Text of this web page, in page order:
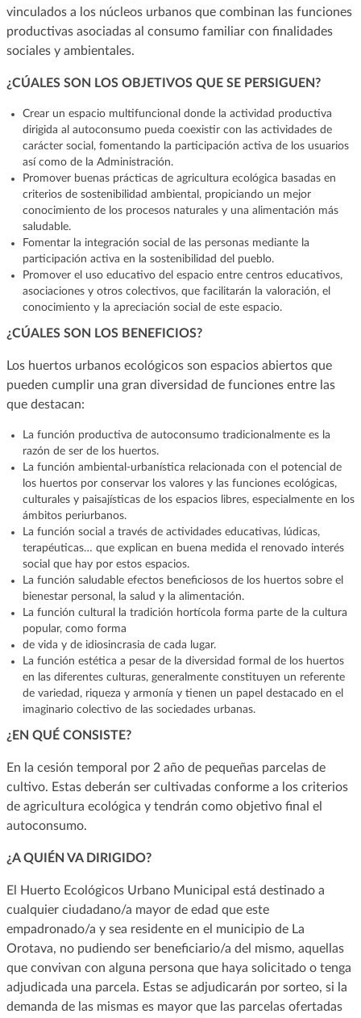
vinculados a los núcleos urbanos que combinan las funciones
productivas asociadas al consumo familiar con finalidades
sociales y ambientales.
¿CÚALES SON LOS OBJETIVOS QUE SE PERSIGUEN?
Crear un espacio multifuncional donde la actividad productiva
dirigida al autoconsumo pueda coexistir con las actividades de
carácter social, fomentando la participación activa de los usuarios
así como de la Administración.
Promover buenas prácticas de agricultura ecológica basadas en
criterios de sostenibilidad ambiental, propiciando un mejor
conocimiento de los procesos naturales y una alimentación más
saludable.
Fomentar la integración social de las personas mediante la
participación activa en la sostenibilidad del pueblo.
Promover el uso educativo del espacio entre centros educativos,
asociaciones y otros colectivos, que facilitarán la valoración, el
conocimiento y la apreciación social de este espacio.
¿CÚALES SON LOS BENEFICIOS?
Los huertos urbanos ecológicos son espacios abiertos que
pueden cumplir una gran diversidad de funciones entre las
que destacan:
La función productiva de autoconsumo tradicionalmente es la
razón de ser de los huertos.
La función ambiental-urbanística relacionada con el potencial de
los huertos por conservar los valores y las funciones ecológicas,
culturales y paisajísticas de los espacios libres, especialmente en los
ámbitos periurbanos.
La función social a través de actividades educativas, lúdicas,
terapéuticas… que explican en buena medida el renovado interés
social que hay por estos espacios.
La función saludable efectos beneficiosos de los huertos sobre el
bienestar personal, la salud y la alimentación.
La función cultural la tradición hortícola forma parte de la cultura
popular, como forma
de vida y de idiosincrasia de cada lugar.
La función estética a pesar de la diversidad formal de los huertos
en las diferentes culturas, generalmente constituyen un referente
de variedad, riqueza y armonía y tienen un papel destacado en el
imaginario colectivo de las sociedades urbanas.
¿EN QUÉ CONSISTE?
En la cesión temporal por 2 año de pequeñas parcelas de
cultivo. Estas deberán ser cultivadas conforme a los criterios
de agricultura ecológica y tendrán como objetivo final el
autoconsumo.
¿A QUIÉN VA DIRIGIDO?
El Huerto Ecológicos Urbano Municipal está destinado a
cualquier ciudadano/a mayor de edad que este
empadronado/a y sea residente en el municipio de La
Orotava, no pudiendo ser beneficiario/a del mismo, aquellas
que convivan con alguna persona que haya solicitado o tenga
adjudicada una parcela. Estas se adjudicarán por sorteo, si la
demanda de las mismas es mayor que las parcelas ofertadas